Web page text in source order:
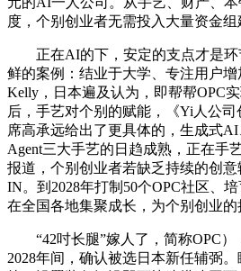
度，个别创业者无需投入大量资金
正在AI的下，安定的支点才是环
鲜的案例：结业于大学、专注用户
Kelly，日本遍及认为，即帮帮OPC
后，手艺对个别的赋能，《Yi人公
席高承远给出了更具体的，生成式
Agent三大手艺的日趋成熟，正在手
报道，个别创业者若缺乏持续的创
IN。到2028年打制50个OPC社区、
在全国各地集聚成长，为个别创业的
“42吋长腿”嫁人了，简称OPC）
2028年间，确认被选日本新任辅弼